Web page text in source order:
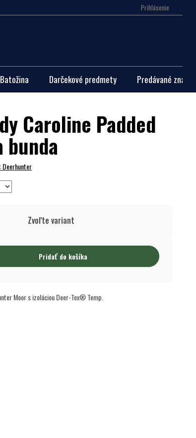
Prihlásenie
Batožina Darčekové predmety Predávané značky
Caroline Padded
bunda
Deerhunter
Zvoľte variant
Pridať do košíka
Moor s izoláciou Deer-Tex® Temp.